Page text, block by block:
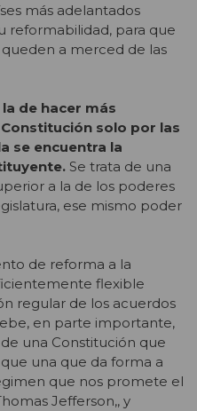
más adelantados
reformabilidad, para que
a merced de las
de hacer más
solo por las
se encuentra la
Se trata de una
a la de los poderes
ese mismo poder
de reforma a la
flexible
regular de los acuerdos
en parte importante,
una Constitución que
una que da forma a
que nos promete el
Jefferson,, y